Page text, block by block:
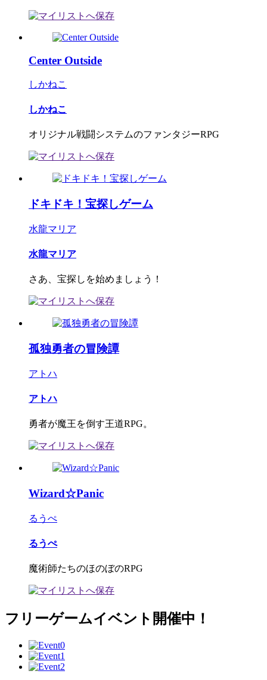
Center Outside
しかねこ
しかねこ
オリジナル戦闘システムのファンタジーRPG
ドキドキ！宝探しゲーム
水龍マリア
水龍マリア
さあ、宝探しを始めましょう！
孤独勇者の冒険譚
アトハ
アトハ
勇者が魔王を倒す王道RPG。
Wizard☆Panic
るうぺ
るうぺ
魔術師たちのほのぼのRPG
フリーゲームイベント開催中！